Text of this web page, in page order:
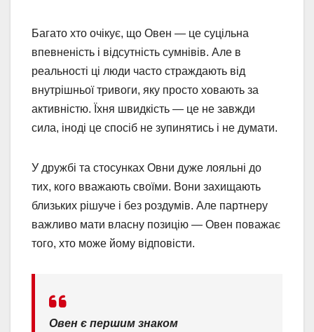
Багато хто очікує, що Овен — це суцільна
впевненість і відсутність сумнівів. Але в
реальності ці люди часто страждають від
внутрішньої тривоги, яку просто ховають за
активністю. Їхня швидкість — це не завжди
сила, іноді це спосіб не зупинятись і не думати.
У дружбі та стосунках Овни дуже лояльні до
тих, кого вважають своїми. Вони захищають
близьких рішуче і без роздумів. Але партнеру
важливо мати власну позицію — Овен поважає
того, хто може йому відповісти.
Овен є першим знаком